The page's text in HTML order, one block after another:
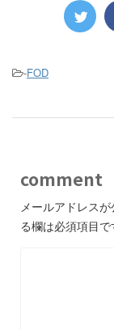
-FOD
comment
メールアドレスが
る欄は必須項目で